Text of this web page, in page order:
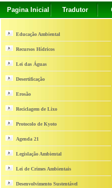
Pagina Inicial Tradutor
Educação Ambiental
Recursos Hídricos
Lei das Águas
Desertificação
Erosão
Reciclagem de Lixo
Protocolo de Kyoto
Agenda 21
Legislação Ambiental
Lei de Crimes Ambientais
Desenvolvimento Sustentável